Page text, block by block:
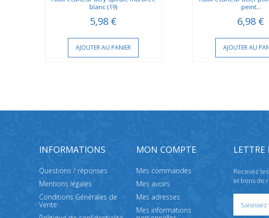
blanc (19)
5,98 €
AJOUTER AU PANIER
peint...
6,98 €
AJOUTER AU
INFORMATIONS
Questions / réponses
Mentions légales
Conditions Générales de
Vente
MON COMPTE
Mes commandes
Mes avoirs
Mes adresses
Mes informations
Recevez
et bons de